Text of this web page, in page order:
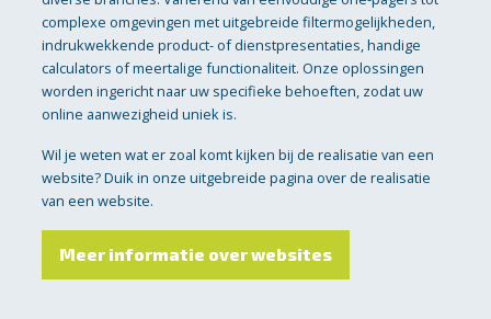
complexe omgevingen met uitgebreide filtermogelijkheden,
indrukwekkende product- of dienstpresentaties, handige
calculators of meertalige functionaliteit. Onze oplossingen
worden ingericht naar uw specifieke behoeften, zodat uw
online aanwezigheid uniek is.
Wil je weten wat er zoal komt kijken bij de realisatie van een
website? Duik in onze uitgebreide pagina over de realisatie
van een website.
Meer informatie over websites